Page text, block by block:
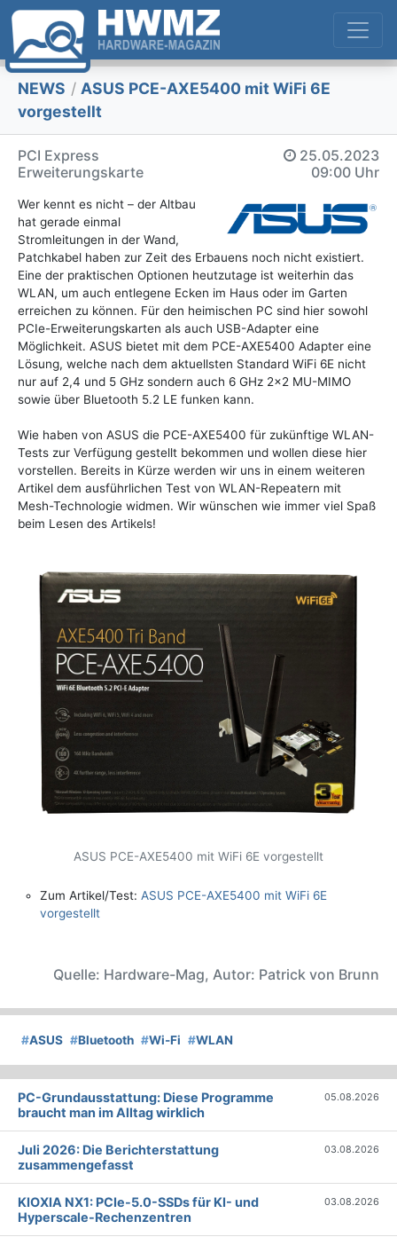
NEWS / ASUS PCE-AXE5400 mit WiFi 6E
vorgestellt
PCI Express
Erweiterungskarte
25.05.2023
09:00 Uhr
Wer kennt es nicht – der Altbau
hat gerade einmal
Stromleitungen in der Wand,
Patchkabel haben zur Zeit des Erbauens noch nicht existiert.
Eine der praktischen Optionen heutzutage ist weiterhin das
WLAN, um auch entlegene Ecken im Haus oder im Garten
erreichen zu können. Für den heimischen PC sind hier sowohl
PCIe-Erweiterungskarten als auch USB-Adapter eine
Möglichkeit. ASUS bietet mit dem PCE-AXE5400 Adapter eine
Lösung, welche nach dem aktuellsten Standard WiFi 6E nicht
nur auf 2,4 und 5 GHz sondern auch 6 GHz 2x2 MU-MIMO
sowie über Bluetooth 5.2 LE funken kann.
Wie haben von ASUS die PCE-AXE5400 für zukünftige WLAN-
Tests zur Verfügung gestellt bekommen und wollen diese hier
vorstellen. Bereits in Kürze werden wir uns in einem weiteren
Artikel dem ausführlichen Test von WLAN-Repeatern mit
Mesh-Technologie widmen. Wir wünschen wie immer viel Spaß
beim Lesen des Artikels!
ASUS PCE-AXE5400 mit WiFi 6E vorgestellt
Zum Artikel/Test: ASUS PCE-AXE5400 mit WiFi 6E
vorgestellt
Quelle: Hardware-Mag, Autor: Patrick von Brunn
#ASUS #Bluetooth #Wi-Fi #WLAN
PC-Grundausstattung: Diese Programme
braucht man im Alltag wirklich
05.08.2026
Juli 2026: Die Bericht­erstattung
zusammengefasst
03.08.2026
KIOXIA NX1: PCIe-5.0-SSDs für KI- und
Hyperscale-Rechenzentren
03.08.2026